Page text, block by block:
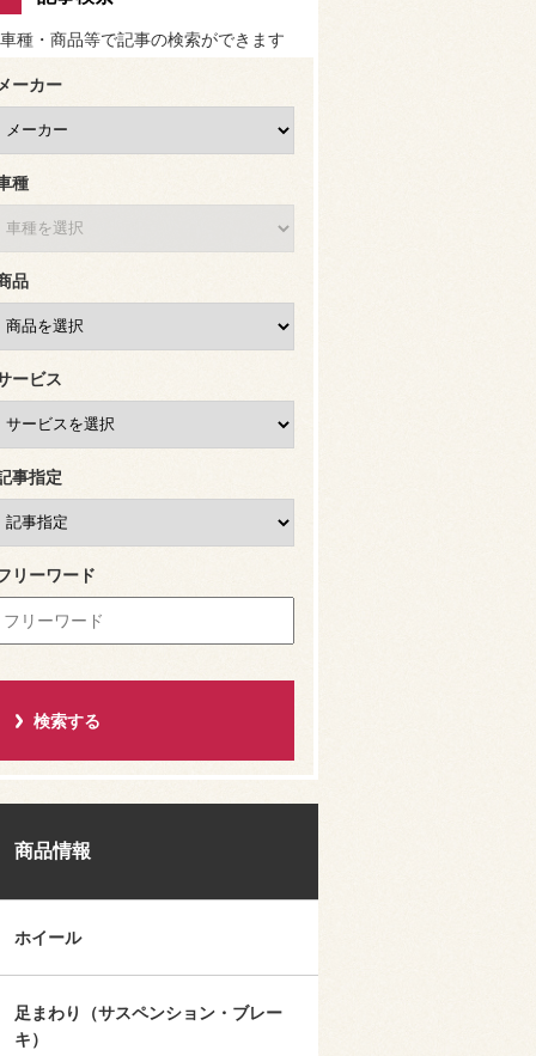
種・商品等で記事の検索ができます
ーカー
種
品
ービス
事指定
リーワード
商品情報
ホイール
足まわり（サスペンション・ブレー
キ）